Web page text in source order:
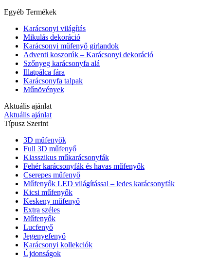
Egyéb Termékek
Karácsonyi világítás
Mikulás dekoráció
Karácsonyi műfenyő girlandok
Adventi koszorúk – Karácsonyi dekoráció
Szőnyeg karácsonyfa alá
Illatpálca fára
Karácsonyfa talpak
Műnövények
Aktuális ajánlat
Aktuális ajánlat
Típusz Szerint
3D műfenyők
Full 3D műfenyő
Klasszikus műkarácsonyfák
Fehér karácsonyfák és havas műfenyők
Cserepes műfenyő
Műfenyők LED világítással – ledes karácsonyfák
Kicsi műfenyők
Keskeny műfenyő
Extra széles
Műfenyők
Lucfenyő
Jegenyefenyő
Karácsonyi kollekciók
Újdonságok